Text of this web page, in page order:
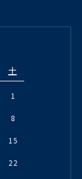
土
1
8
15
22